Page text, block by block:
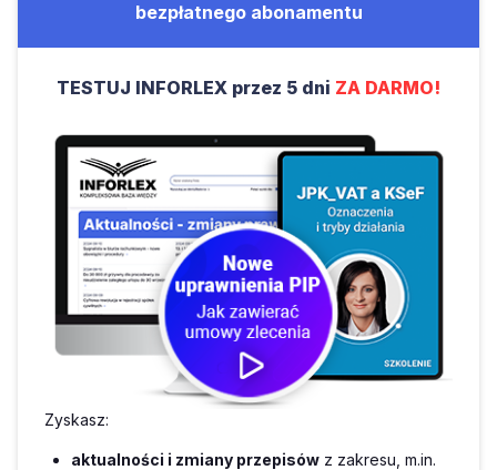
bezpłatnego abonamentu
TESTUJ INFORLEX przez 5 dni ZA DARMO!
Zyskasz:
aktualności i zmiany przepisów z zakresu, m.in.